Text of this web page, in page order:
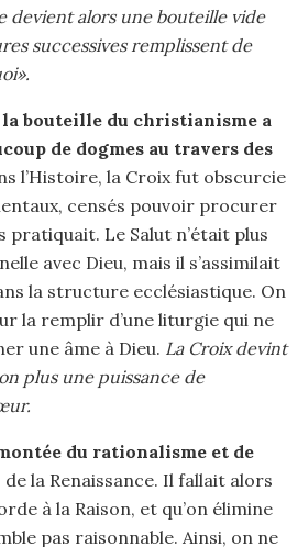
devient alors une bouteille vide
successives remplissent de
bouteille du christianisme a
de dogmes au travers des
l’Histoire, la Croix fut obscurcie
censés pouvoir procurer
pratiquait. Le Salut n’était plus
avec Dieu, mais il s’assimilait
la structure ecclésiastique. On
la remplir d’une liturgie qui ne
une âme à Dieu. La Croix devint
plus une puissance de
du rationalisme et de
la Renaissance. Il fallait alors
à la Raison, et qu’on élimine
pas raisonnable. Ainsi, on ne